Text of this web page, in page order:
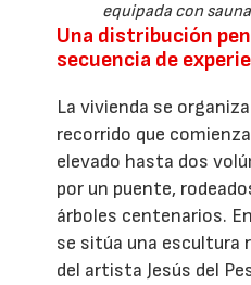
equipada con
Una distribución
secuencia de
La vivienda se
recorrido que
elevado hasta dos
por un puente,
árboles centenarios.
se sitúa una escultura
del artista Jesús del